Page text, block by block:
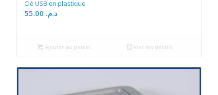
Clé USB en plastique
د.م.
Ajouter au panier Voir les détails